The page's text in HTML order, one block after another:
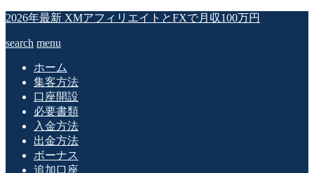
2026年最新 XMアフィリエイトとFXで月収100万円
search menu
ホーム
集客方法
口座開設
必要書類
入金方法
出金方法
ボーナス
追加口座